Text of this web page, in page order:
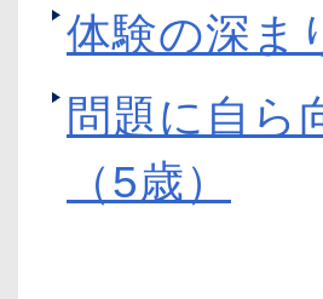
体験の深ま
問題に自ら
（5歳）